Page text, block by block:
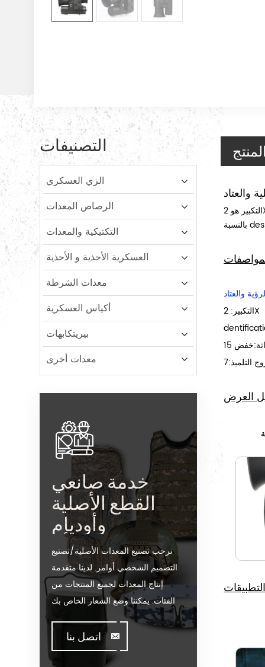
والعتاد
التكبير هو 2X ، وتحديد نطاق 400 متر. و عيون الإغاثة هو خفض 15mm. خروج التلميذ 7mm. مجال الرؤية هو 6.4 درجة مئوية, و القرار هو 300*224 بكسل.
والعتاد
التكبير: 2X
العرض
التصنيفات
الزي العسكري
الرصاص المعدات
التكتيكية والمعدات
العسكرية الأحذية و الأحذية
معدات الشرطة
أكياس العسكرية
بيريتكابهات
معدات أخرى
خدمة صانعي
القطع الأصلية
وأوديإم
نرحب تصنيع المعدات الأصلية/تصنيع
التصميم الشخصي أوامر. لدينا متقدمة
إنتاج المعدات لجميع المنتجات من
الفئات. يمكننا وضع الشعار الخاص بك
على موقعنا على الساخن بيع نموذج أو
تساعدك على إنتاج أوامر عندما تقابل
toughissues. ونحن مساعدة قيمة
اتصل بنا